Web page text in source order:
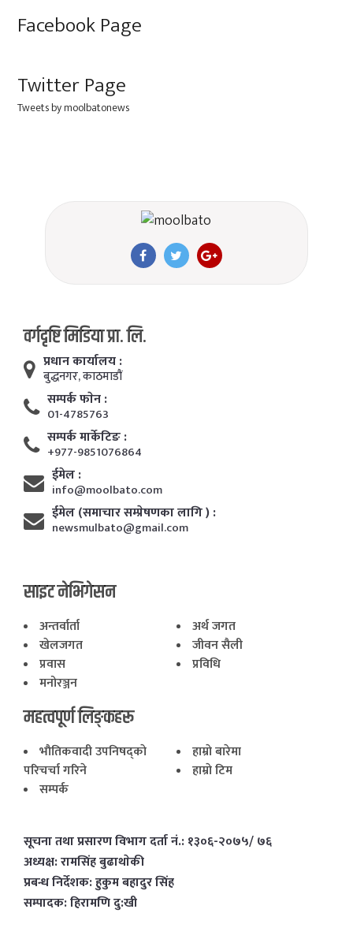
Facebook Page
Twitter Page
Tweets by moolbatonews
वर्गदृष्टि मिडिया प्रा. लि.
प्रधान कार्यालय :
बुद्धनगर, काठमाडाैं
सम्पर्क फाेन :
01-4785763
सम्पर्क मार्केटिङ :
+977-9851076864
ईमेल :
info@moolbato.com
ईमेल (समाचार सम्प्रेषणका लागि ) :
newsmulbato@gmail.com
साइट नेभिगेसन
अन्तर्वार्ता
अर्थ जगत
खेलजगत
जीवन सैली
प्रवास
प्रविधि
मनोरञ्जन
महत्वपूर्ण लिङ्कहरू
भाैतिकवादी उपनिषद्काे
परिचर्चा गरिने
हाम्राे बारेमा
हाम्राे टिम
सम्पर्क
सूचना तथा प्रसारण विभाग दर्ता नं.: १३०६-२०७५/ ७६
अध्यक्ष: रामसिंह बुढाथाेकी
प्रबन्ध निर्देशक: हुकुम बहादुर सिंह
सम्पादक: हिरामणि दु:खी